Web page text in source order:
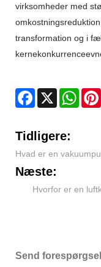
virksomheder med
transformation og i
Facebook
X
Tidligere:
Hvad er en
Næste:
Hvorfor er en
Send forespørgsel